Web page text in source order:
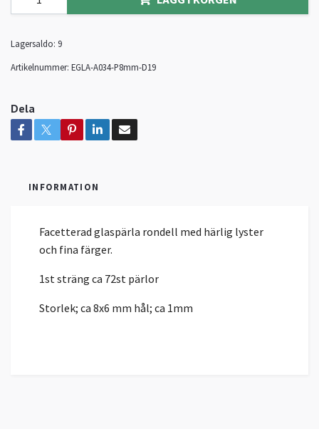
Lagersaldo: 9
Artikelnummer: EGLA-A034-P8mm-D19
Dela
INFORMATION
Facetterad glaspärla rondell med härlig lyster
och fina färger.
1st sträng ca 72st pärlor
Storlek; ca 8x6 mm hål; ca 1mm